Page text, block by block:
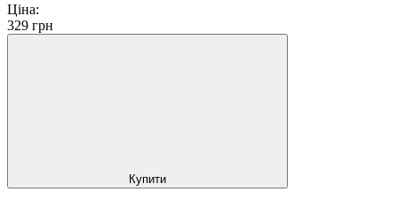
Ціна:
329 грн
Купити